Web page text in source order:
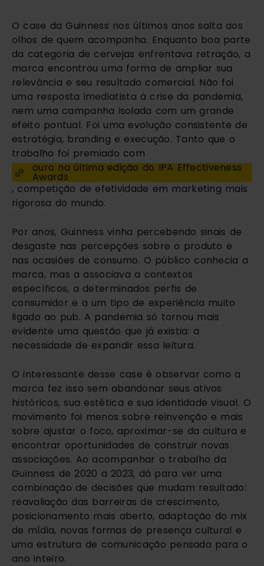
O case da Guinness nos últimos anos salta aos
olhos de quem acompanha. Enquanto boa parte
da categoria de cervejas enfrentava retração, a
marca encontrou uma forma de ampliar sua
relevância e seu resultado comercial. Não foi
uma resposta imediatista à crise da pandemia,
nem uma campanha isolada com um grande
efeito pontual. Foi uma evolução consistente de
estratégia, branding e execução. Tanto que o
trabalho foi premiado com
ouro na última edição do IPA Effectiveness
Awards
, competição de efetividade em marketing mais
rigorosa do mundo.
Por anos, Guinness vinha percebendo sinais de
desgaste nas percepções sobre o produto e
nas ocasiões de consumo. O público conhecia a
marca, mas a associava a contextos
específicos, a determinados perfis de
consumidor e a um tipo de experiência muito
ligado ao pub. A pandemia só tornou mais
evidente uma questão que já existia: a
necessidade de expandir essa leitura.
O interessante desse case é observar como a
marca fez isso sem abandonar seus ativos
históricos, sua estética e sua identidade visual. O
movimento foi menos sobre reinvenção e mais
sobre ajustar o foco, aproximar-se da cultura e
encontrar oportunidades de construir novas
associações. Ao acompanhar o trabalho da
Guinness de 2020 a 2023, dá para ver uma
combinação de decisões que mudam resultado:
reavaliação das barreiras de crescimento,
posicionamento mais aberto, adaptação do mix
de mídia, novas formas de presença cultural e
uma estrutura de comunicação pensada para o
ano inteiro.